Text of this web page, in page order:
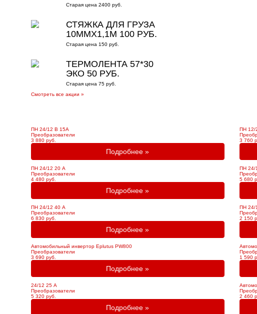
Старая цена 2400 руб.
СТЯЖКА ДЛЯ ГРУЗА
10ММХ1,1М 100 РУБ.
Старая цена 150 руб.
ТЕРМОЛЕНТА 57*30
ЭКО 50 РУБ.
Старая цена 75 руб.
Смотреть все акции »
ПН 24/12 В 15А
Преобразователи
3 880 руб.
Подробнее »
ПН 12/
3 760
ПН 24/12 20 А
Преобразователи
4 480 руб.
Подробнее »
ПН 24/
5 680
ПН 24/12 40 А
Преобразователи
6 830 руб.
Подробнее »
ПН 24/
2 150
Автомобильный инвертор Eplutus PW800
Преобразователи
3 690 руб.
Подробнее »
1 590
24/12 25 А
Преобразователи
5 320 руб.
Подробнее »
2 460